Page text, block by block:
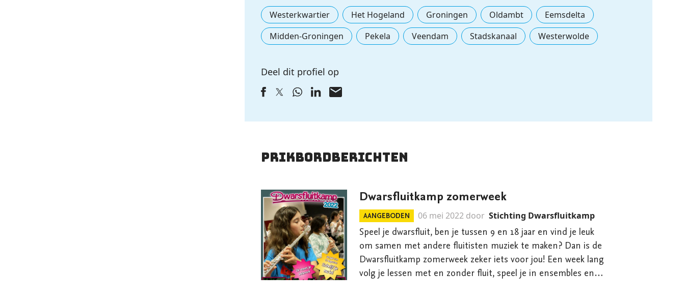
Westerkwartier Het Hogeland Groningen Oldambt
Eemsdelta
Midden-Groningen
Pekela Veendam Stadskanaal Westerwolde
Deel dit profiel op
Prikbordberichten
Dwarsfluitkamp zomerweek
AANGEBODEN 06 mei 2022 door Stichting Dwarsfluitkamp
Speel je dwarsfluit, ben je tussen 9 en 18 jaar en vind je leuk
om samen met andere fluitisten muziek te maken? Dan is de
Dwarsfluitkamp zomerweek zeker iets voor jou! Een week lang
volg je lessen met en zonder fluit, speel je in ensembles en